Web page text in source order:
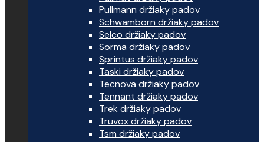
Pullmann držiaky padov
Schwamborn držiaky padov
Selco držiaky padov
Sorma držiaky padov
Sprintus držiaky padov
Taski držiaky padov
Tecnova držiaky padov
Tennant držiaky padov
Trek držiaky padov
Truvox držiaky padov
Tsm držiaky padov